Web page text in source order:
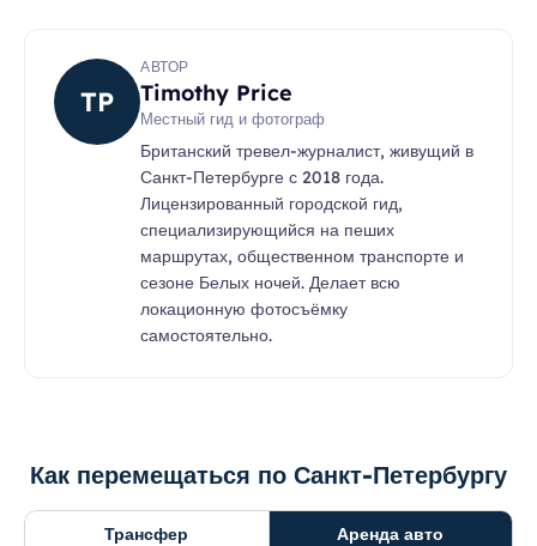
TP
АВТОР
Timothy Price
Местный гид и фотограф
Британский тревел-журналист, живущий в
Санкт-Петербурге с 2018 года.
Лицензированный городской гид,
специализирующийся на пеших
маршрутах, общественном транспорте и
сезоне Белых ночей. Делает всю
локационную фотосъёмку
самостоятельно.
Как перемещаться по Санкт-Петербургу
Трансфер Аренда авто